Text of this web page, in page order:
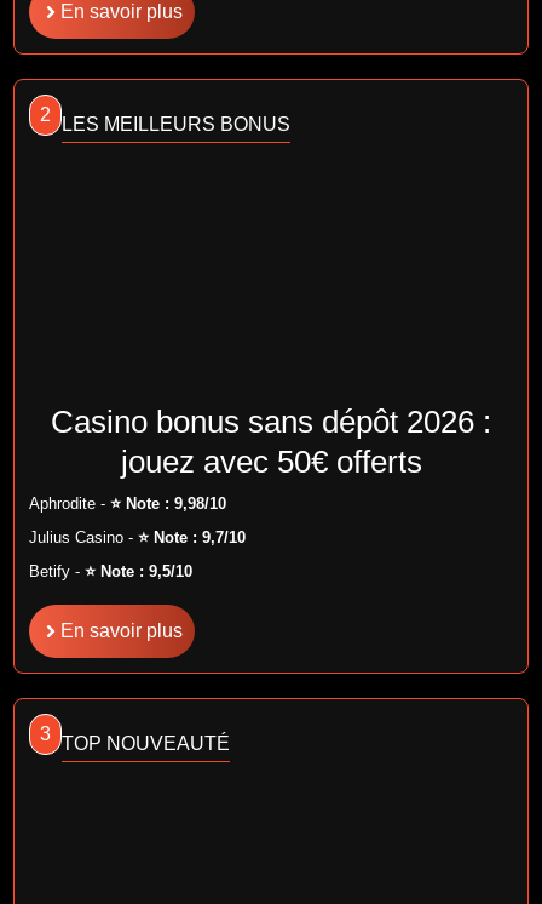
En savoir plus
2 LES MEILLEURS BONUS
Casino bonus sans dépôt 2026 :
jouez avec 50€ offerts
Aphrodite -⭐ Note : 9,98/10
Julius Casino -⭐ Note : 9,7/10
Betify -⭐ Note : 9,5/10
En savoir plus
3 TOP NOUVEAUTÉ